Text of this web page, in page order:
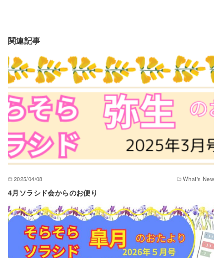
関連記事
2025/04/08 What's New
4月ソラシド会からのお便り